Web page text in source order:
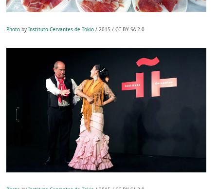
Photo byInstituto Cervantes de Tokio / 2015 / CC BY-SA 2.0